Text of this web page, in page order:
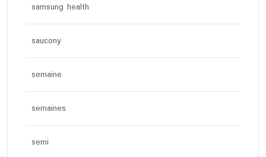
samsung health
saucony
semaine
semaines
semi